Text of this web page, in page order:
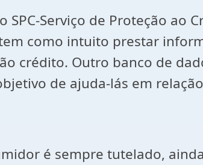
Serviço de Proteção ao
como intuito prestar
crédito. Outro banco de
de ajuda-lás em
é sempre tutelado,